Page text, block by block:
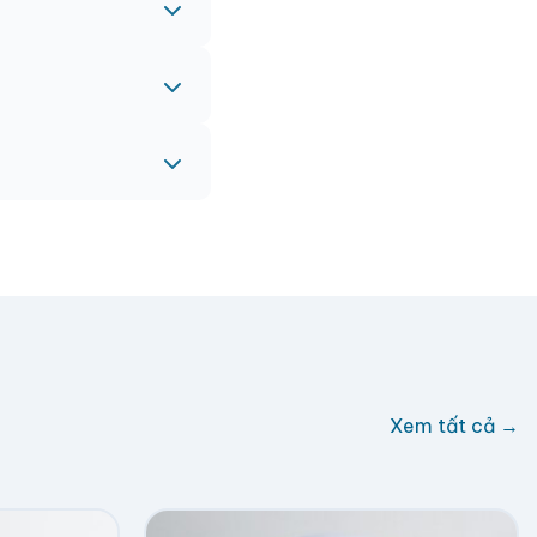
Xem tất cả →